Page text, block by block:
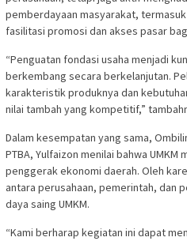
pemberdayaan masyarakat,
fasilitasi promosi dan akses pasar
“Penguatan fondasi usaha menjadi
berkembang secara berkelanjutan.
karakteristik produknya dan
nilai tambah yang kompetitif,”
Dalam kesempatan yang sama,
PTBA, Yulfaizon menilai bahwa
penggerak ekonomi daerah. Oleh
antara perusahaan, pemerintah, dan
daya saing UMKM.
“Kami berharap kegiatan ini dapat